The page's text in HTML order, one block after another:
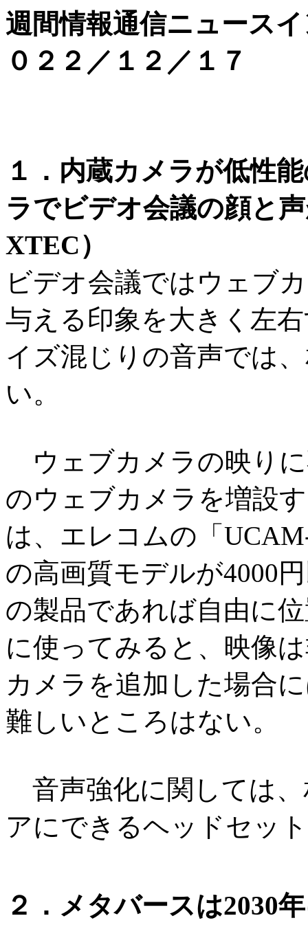
週間情報通信ニュース
０２２／１２／１７
１．内蔵カメラが低性
ラでビデオ会議の顔と
XTEC）
ビデオ会議ではウェブ
与える印象を大きく左
イズ混じりの音声では
い。
ウェブカメラの映り
のウェブカメラを増設
は、エレコムの「
の高画質モデルが4000
の製品であれば自由に
に使ってみると、映像
カメラを追加した場合
難しいところはない。
音声強化に関しては
アにできるヘッドセッ
２．メタバースは2030